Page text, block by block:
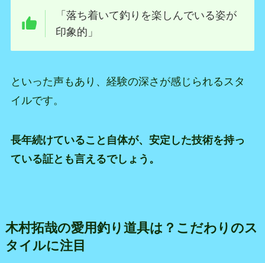
「落ち着いて釣りを楽しんでいる姿が
印象的」
といった声もあり、経験の深さが感じられるスタ
イルです。
長年続けていること自体が、安定した技術を持っ
ている証とも言えるでしょう。
木村拓哉の愛用釣り道具は？こだわりのス
タイルに注目